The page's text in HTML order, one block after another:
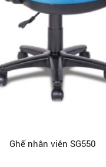
Ghế nhân viên SG550